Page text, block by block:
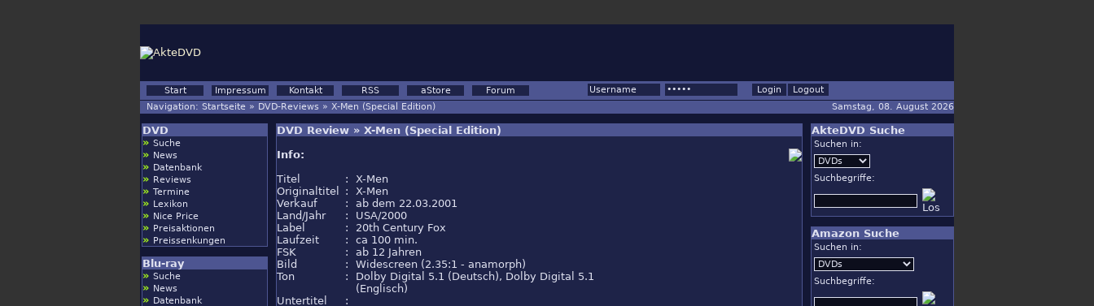
Start Impressum Kontakt RSS aStore
Forum
Navigation: Startseite » DVD-Reviews » X-Men (Special Edition) Samstag, 08. August 2026
DVD
» Suche
» News
» Datenbank
» Reviews
» Termine
» Lexikon
» Nice Price
» Preisaktionen
» Preissenkungen
Blu-ray
» Suche
» News
» Datenbank
DVD Review » X-Men (Special Edition)
Info:
Titel
:
X-Men
Originaltitel
:
X-Men
Verkauf
:
ab dem 22.03.2001
Land/Jahr
:
USA/2000
Label
:
20th Century Fox
Laufzeit
:
ca 100 min.
FSK
:
ab 12 Jahren
Bild
:
Widescreen (2.35:1 - anamorph)
Ton
:
Dolby Digital 5.1 (Deutsch), Dolby Digital 5.1
(Englisch)
Untertitel
:
AkteDVD Suche
Suchen in:
Suchbegriffe:
Amazon Suche
Suchen in:
Suchbegriffe: